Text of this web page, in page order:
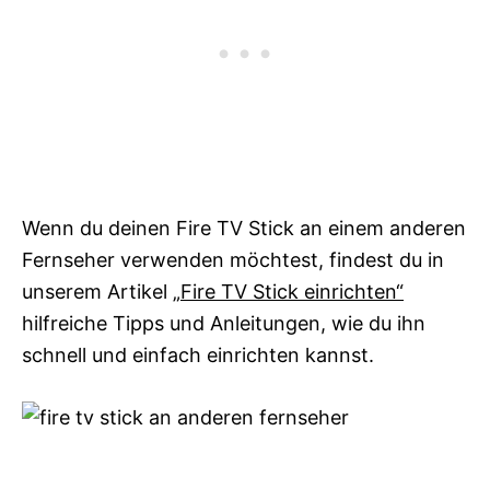
Wenn du deinen Fire TV Stick an einem anderen
Fernseher verwenden möchtest, findest du in
unserem Artikel „Fire TV Stick einrichten“
hilfreiche Tipps und Anleitungen, wie du ihn
schnell und einfach einrichten kannst.